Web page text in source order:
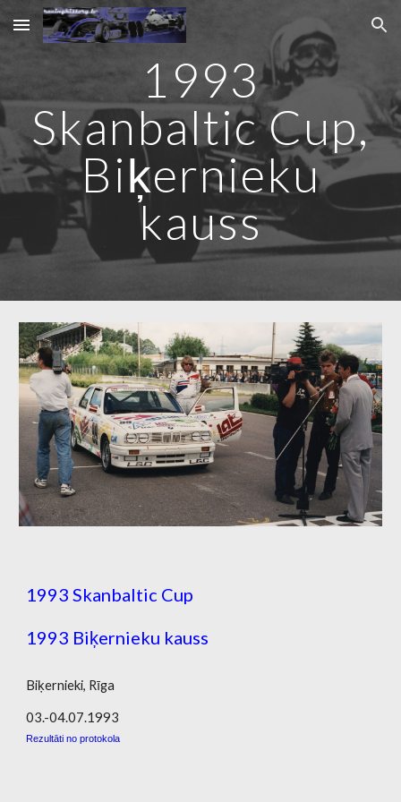
Skip to main content Skip to navigation
1993
Skanbaltic Cup,
Biķernieku
kauss
1993 Skanbaltic Cup
1993 Biķernieku kauss
Biķernieki, Rīga
03.-04.07.1993
Rezultāti no protokola